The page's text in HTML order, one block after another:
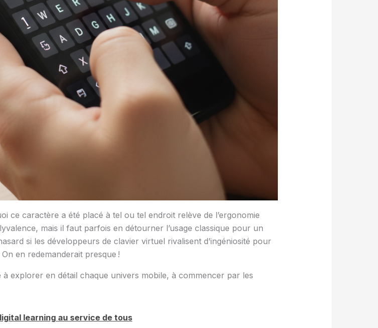
ce caractère a été placé à tel ou tel endroit relève de l’ergonomie
mais il faut parfois en détourner l’usage classique pour un
si les développeurs de clavier virtuel rivalisent d’ingéniosité pour
en redemanderait presque !
explorer en détail chaque univers mobile, à commencer par les
learning au service de tous